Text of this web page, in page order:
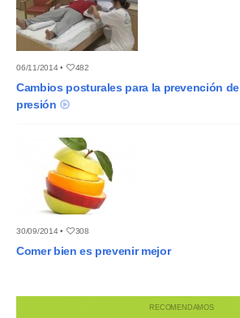
06/11/2014 • 482
Cambios posturales para la prevención
presión
30/09/2014 • 308
Comer bien es prevenir mejor
RECOMENDAMOS